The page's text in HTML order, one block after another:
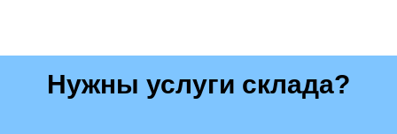
Нужны услуги склада?